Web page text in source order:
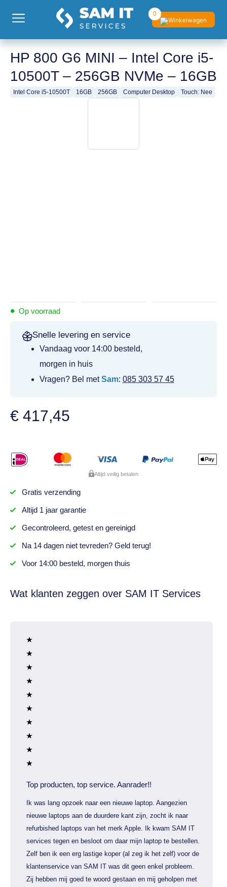
0
HP 800 G6 MINI – Intel Core i5-
10500T – 256GB NVMe – 16GB
Intel Core i5-10500T 16GB 256GB Computer Desktop Touch: Nee
• Op voorraad
Snelle levering en service
Vandaag voor 14:00 besteld,
morgen in huis
Vragen? Bel metSam: 085 303 57 45
€ 417,45
Altijd veilig betalen
Gratis verzending
Altijd 1 jaargarantie
Gecontroleerd, getesten gereinigd
Na 14 dagenniet tevreden? Geld terug!
Voor 14:00 besteld, morgen thuis
Wat klanten zeggen over SAM IT Services
Top producten, top service. Aanrader!!
Ik was lang opzoek naar een nieuwe laptop. Aangezien
nieuwe laptops aan de duurdere kant zijn, zocht ik naar
refurbished laptops van het merk Apple. Ik kwam SAM IT
services tegen en besloot om daar mijn laptop te bestellen.
Zelf ben ik een erg lastige koper (al zeg ik het zelf) voor de
klantenservice van SAM IT was dit geen enkel probleem.
Zij hebben mij goed te woord gestaan en mij geholpen met